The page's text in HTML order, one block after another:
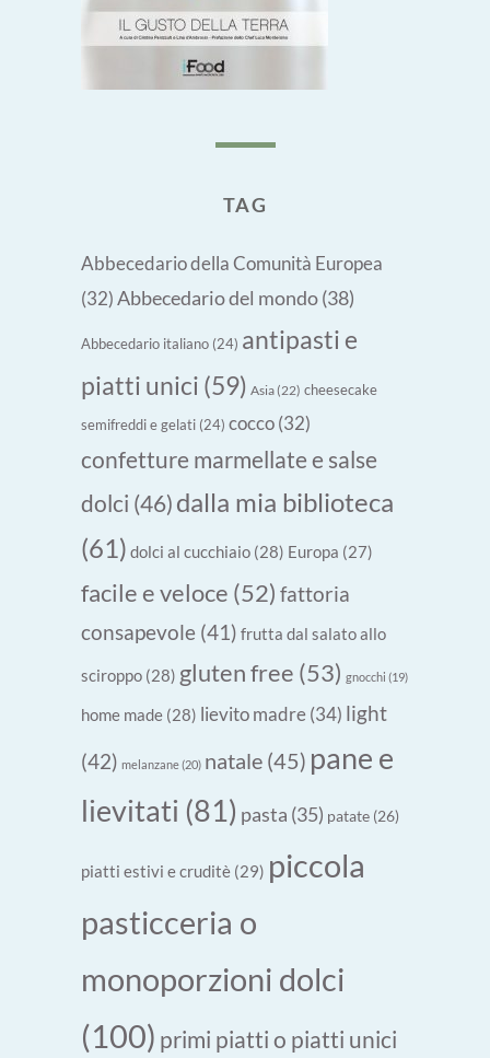
TAG
Abbecedario della Comunità Europea
(32) Abbecedario del mondo(38)
Abbecedario italiano (24) antipasti e
piatti unici (59) Asia(22) cheesecake
semifreddi e gelati (24) cocco (32)
confetture marmellate e salse
dolci (46) dalla mia biblioteca
(61) dolci al cucchiaio (28) Europa (27)
facile e veloce (52) fattoria
consapevole (41) frutta dal salato allo
sciroppo (28) gluten free (53) gnocchi (19)
home made (28) lievito madre(34) light
(42) melanzane(20) natale (45) pane e
lievitati (81) pasta (35) patate (26)
piatti estivi e cruditè (29) piccola
pasticceria o
monoporzioni dolci
(100) primi piatti o piatti unici